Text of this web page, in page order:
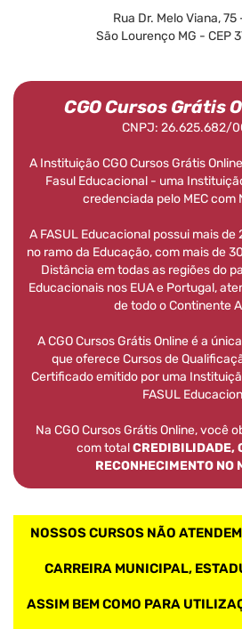
Rua Dr. Melo Viana,
São Lourenço MG - CEP
CGO Cursos Grátis
CNPJ: 26.625.682/
A Instituição CGO Cursos Grátis
Fasul Educacional - uma
credenciada pelo MEC com
A FASUL Educacional possui mais
no ramo da Educação, com mais de
Distância em todas as regiões do
Educacionais nos EUA e Portugal,
de todo o Continente
A CGO Cursos Grátis Online é a
que oferece Cursos de
Certificado emitido por uma
FASUL
Na CGO Cursos Grátis Online, você
com totalCREDIBILIDADE,
RECONHECIMENTO NO
NOSSOS CURSOS NÃO
CARREIRA MUNICIPAL,
ASSIM BEM COMO PARA